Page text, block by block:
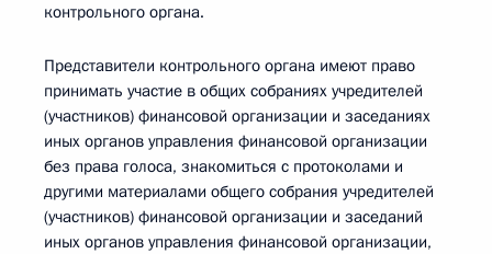
контрольного органа.
Представители контрольного органа имеют право
принимать участие в общих собраниях учредителей
(участников) финансовой организации и заседаниях
иных органов управления финансовой организации
без права голоса, знакомиться с протоколами и
другими материалами общего собрания учредителей
(участников) финансовой организации и заседаний
иных органов управления финансовой организации,